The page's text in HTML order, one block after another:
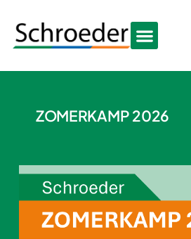
ZOMERKAMP 2026